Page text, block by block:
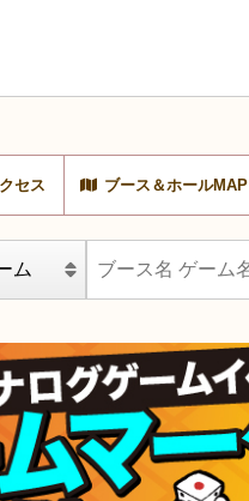
セス ブース＆ホールMAP